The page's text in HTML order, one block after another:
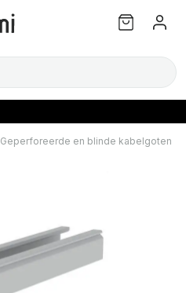
Geperforeerde en blinde kabelgoten